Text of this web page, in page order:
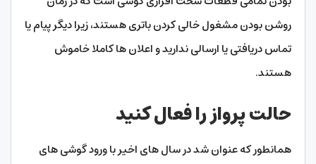
روشن بودن مشغول خالی کردن باتری هستند، زیرا دیگر پیام یا
تماس دریافتی یا ارسالی ندارید و اعلان ها کاملا خاموش
هستند.
حالت پرواز را فعال کنید
همانطور که عنوان شد در سال های اخیر با ورود گوشی های